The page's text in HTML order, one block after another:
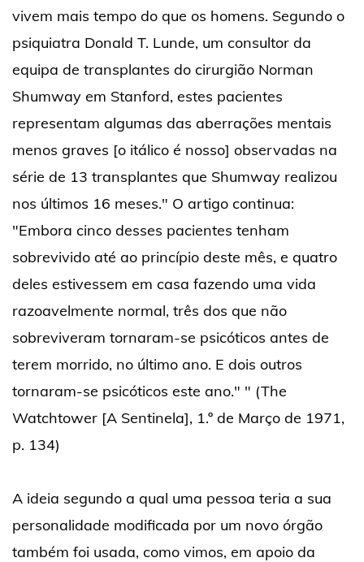
vivem mais tempo do que os homens. Segundo o
psiquiatra Donald T. Lunde, um consultor da
equipa de transplantes do cirurgião Norman
Shumway em Stanford, estes pacientes
representam algumas das aberrações mentais
menos graves [o itálico é nosso] observadas na
série de 13 transplantes que Shumway realizou
nos últimos 16 meses." O artigo continua:
"Embora cinco desses pacientes tenham
sobrevivido até ao princípio deste mês, e quatro
deles estivessem em casa fazendo uma vida
razoavelmente normal, três dos que não
sobreviveram tornaram-se psicóticos antes de
terem morrido, no último ano. E dois outros
tornaram-se psicóticos este ano." " (The
Watchtower [A Sentinela], 1.º de Março de 1971,
p. 134)
A ideia segundo a qual uma pessoa teria a sua
personalidade modificada por um novo órgão
também foi usada, como vimos, em apoio da